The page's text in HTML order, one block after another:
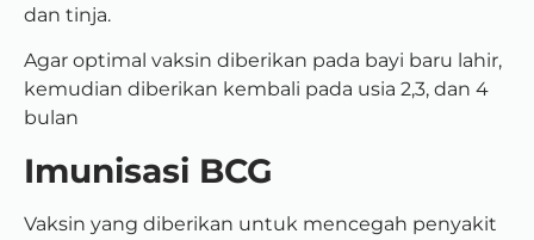
dan tinja.
Agar optimal vaksin diberikan pada bayi baru lahir,
kemudian diberikan kembali pada usia 2,3, dan 4
bulan
Imunisasi BCG
Vaksin yang diberikan untuk mencegah penyakit